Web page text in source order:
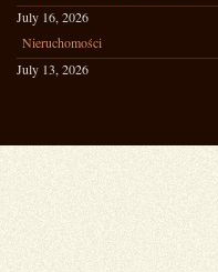
July 16, 2026
Nieruchomości
July 13, 2026